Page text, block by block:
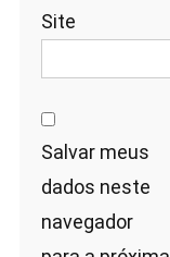
Site
Salvar meus
dados neste
navegador